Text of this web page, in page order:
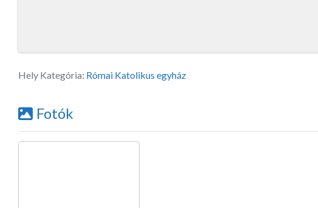
Hely Kategória: Római Katolikus egyház
Fotók